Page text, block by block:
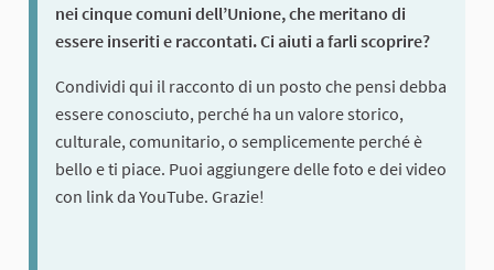
nei cinque comuni dell’Unione, che meritano di
essere inseriti e raccontati. Ci aiuti a farli scoprire?
Condividi qui il racconto di un posto che pensi debba
essere conosciuto, perché ha un valore storico,
culturale, comunitario, o semplicemente perché è
bello e ti piace. Puoi aggiungere delle foto e dei video
con link da YouTube. Grazie!